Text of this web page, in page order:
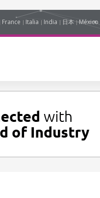
France Italia India 日本 México